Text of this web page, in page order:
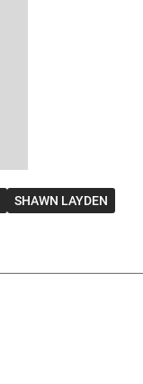
SHAWN LAYDEN